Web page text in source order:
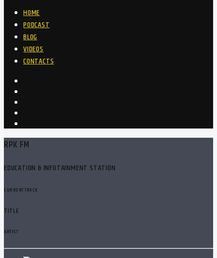
HOME
PODCAST
BLOG
VIDEOS
CONTACTS
RPK FM
EDUCATION & INFOTAINMENT STATION
CURRENT TRACK
TITLE
ARTIST